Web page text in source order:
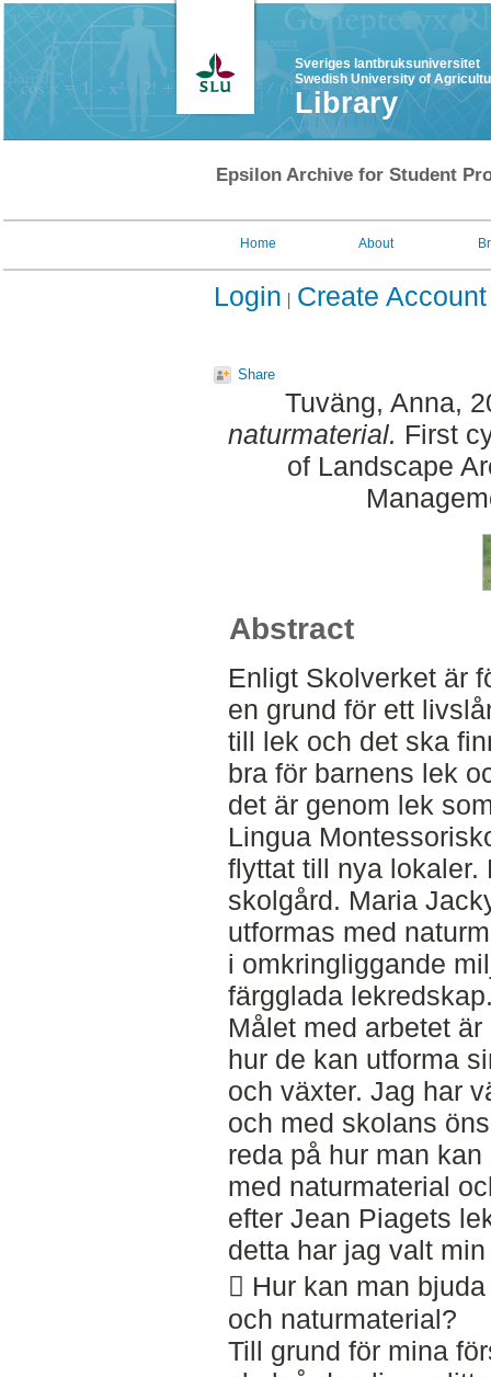
Sveriges lantbruksuniversitet
Swedish University of
Library
Epsilon Archive for Student
Home About
Login Create Account
Share
Tuväng, Anna,
naturmaterial. First
of Landscape
Abstract
Enligt Skolverket är
en grund för ett
till lek och det ska
bra för barnens lek
det är genom lek
Lingua
flyttat till nya lokaler.
skolgård. Maria
utformas med
i omkringliggande
färgglada
Målet med arbetet
hur de kan utforma
och växter. Jag har
och med skolans
reda på hur man
med naturmaterial
efter Jean Piagets
detta har jag valt
 Hur kan man
och naturmaterial?
Till grund för mina